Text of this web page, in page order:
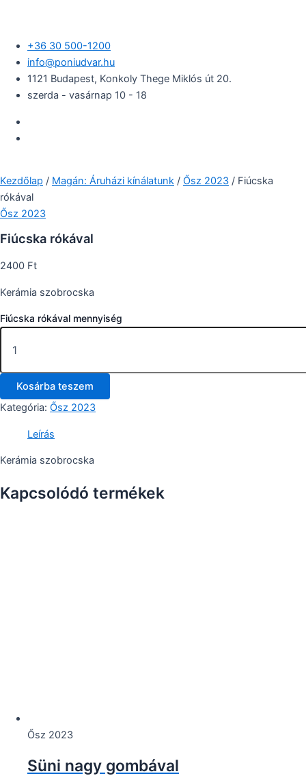
+36 30 500-1200​
info@poniudvar.hu
1121 Budapest, Konkoly Thege Miklós út 20.
szerda - vasárnap 10 - 18
Kezdőlap / Magán: Áruházi kínálatunk / Ősz 2023 / Fiúcska
rókával
Ősz 2023
Fiúcska rókával
2400 Ft
Kerámia szobrocska
Fiúcska rókával mennyiség
Kosárba teszem
Kategória: Ősz 2023
Leírás
Kerámia szobrocska
Kapcsolódó termékek
Ősz 2023
Süni nagy gombával